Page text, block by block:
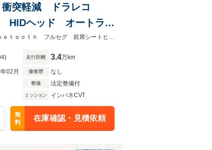
衝突軽減 ドラレコ
ヘッド オートライ
★ネクステージ夏トクフェア開催！８月８～１６日まで★ドラレコ ＥＴＣ ｂｌｕｅｔｏｏｔｈ フルセグ 前席シートヒーター ＨＩＤヘッド オートライト
走行距離 3.4万km
02月 修復歴 なし
整備 法定整備付
ミッション インパネCVT
無
料
在庫確認・見積依頼